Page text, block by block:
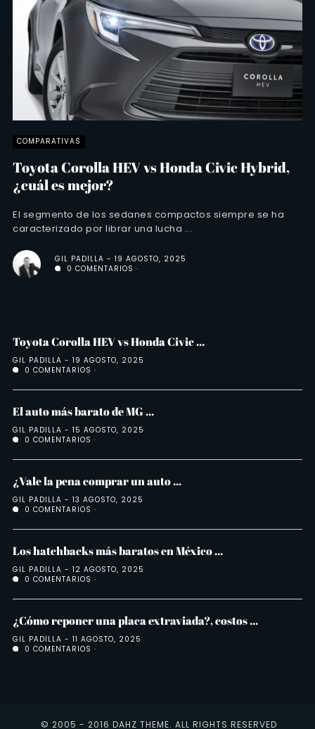
COMPARATIVAS
Toyota Corolla HEV vs Honda Civic Hybrid,
¿cuál es mejor?
El segmento de los sedanes compactos siempre se ha
caracterizado por librar una lucha ...
GIL PADILLA
19 AGOSTO, 2025
0 COMENTARIOS
Toyota Corolla HEV vs Honda Civic ...
GIL PADILLA
19 AGOSTO, 2025
0 COMENTARIOS
El auto más barato de MG ...
GIL PADILLA
15 AGOSTO, 2025
0 COMENTARIOS
¿Vale la pena comprar un auto ...
GIL PADILLA
13 AGOSTO, 2025
0 COMENTARIOS
Los hatchbacks más baratos en México ...
GIL PADILLA
12 AGOSTO, 2025
0 COMENTARIOS
¿Cómo reponer una placa extraviada?, costos ...
GIL PADILLA
11 AGOSTO, 2025
0 COMENTARIOS
© 2005 - 2016 DAHZ THEME. ALL RIGHTS RESERVED